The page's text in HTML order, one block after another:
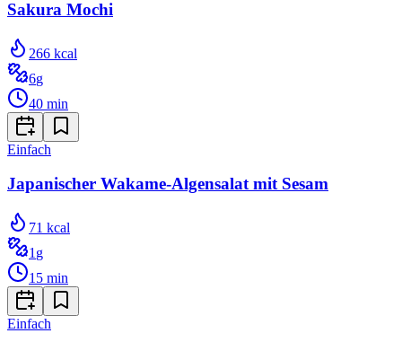
Sakura Mochi
266 kcal
6g
40 min
Einfach
Japanischer Wakame-Algensalat mit Sesam
71 kcal
1 g
15 min
Einfach